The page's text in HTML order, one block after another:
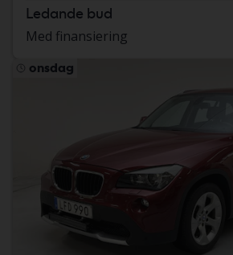
Ledande bud
Med finansiering
onsdag